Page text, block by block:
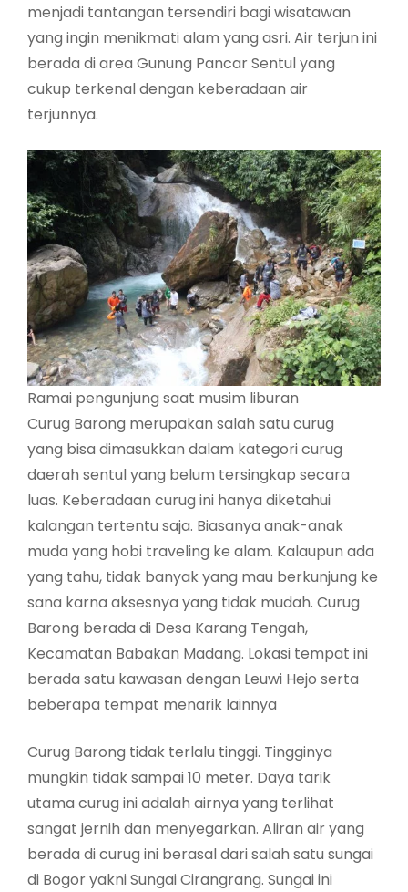
menjadi tantangan tersendiri bagi wisatawan
yang ingin menikmati alam yang asri. Air terjun ini
berada di area Gunung Pancar Sentul yang
cukup terkenal dengan keberadaan air
terjunnya.
Ramai pengunjung saat musim liburan
Curug Barong merupakan salah satu curug
yang bisa dimasukkan dalam kategori curug
daerah sentul yang belum tersingkap secara
luas. Keberadaan curug ini hanya diketahui
kalangan tertentu saja. Biasanya anak-anak
muda yang hobi traveling ke alam. Kalaupun ada
yang tahu, tidak banyak yang mau berkunjung ke
sana karna aksesnya yang tidak mudah. Curug
Barong berada di Desa Karang Tengah,
Kecamatan Babakan Madang. Lokasi tempat ini
berada satu kawasan dengan Leuwi Hejo serta
beberapa tempat menarik lainnya
Curug Barong tidak terlalu tinggi. Tingginya
mungkin tidak sampai 10 meter. Daya tarik
utama curug ini adalah airnya yang terlihat
sangat jernih dan menyegarkan. Aliran air yang
berada di curug ini berasal dari salah satu sungai
di Bogor yakni Sungai Cirangrang. Sungai ini